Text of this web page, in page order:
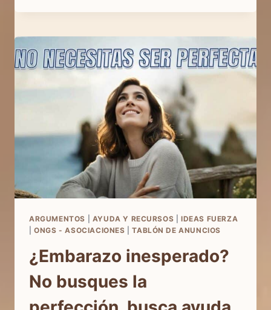
TORRENT:
PARA
AYUDARTE
ARGUMENTOS AYUDA Y RECURSOS |IDEAS FUERZA
|ONGS - ASOCIACIONES |TABLÓN DE ANUNCIOS
¿Embarazo inesperado?
No busques la